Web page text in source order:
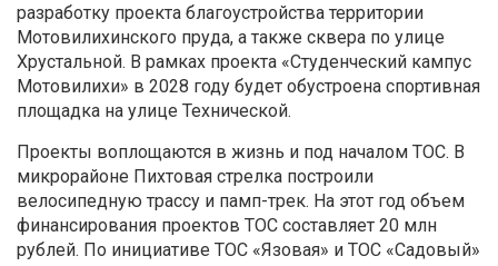
разработку проекта благоустройства территории
Мотовилихинского пруда, а также сквера по улице
Хрустальной. В рамках проекта «Студенческий кампус
Мотовилихи» в 2028 году будет обустроена спортивная
площадка на улице Технической.
Проекты воплощаются в жизнь и под началом ТОС. В
микрорайоне Пихтовая стрелка построили
велосипедную трассу и памп-трек. На этот год объем
финансирования проектов ТОС составляет 20 млн
рублей. По инициативе ТОС «Язовая» и ТОС «Садовый»